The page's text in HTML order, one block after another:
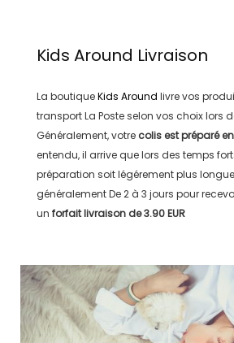
Kids Around Livraison
La boutiqueKids Around livre vos
transportLa Posteselon vos choix lors
Généralement, votre colis est préparé en
entendu, il arrive que lors des temps
préparation soit légérement plus
généralementDe 2 à 3 jours pour
un forfait livraison de3.90 EUR